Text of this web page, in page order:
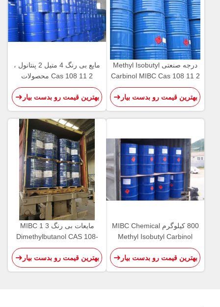
درجه صنعتی Methyl Isobutyl
Carbinol MIBC Cas 108 11 2
بوی خفیف الکل
بهترین قیمت رو بدست بیار
مایع بی رنگ 4 متیل 2 پنتانول ،
Cas 108 11 2 محصولات
شیمیایی
بهترین قیمت رو بدست بیار
800 کیلوگرم MIBC Chemical
Methyl Isobutyl Carbinol
Flotation Reagents CAS
108-11-2
بهترین قیمت رو بدست بیار
مایعات بی رنگ MIBC 1 3
Dimethylbutanol CAS 108-
11-2
بهترین قیمت رو بدست بیار